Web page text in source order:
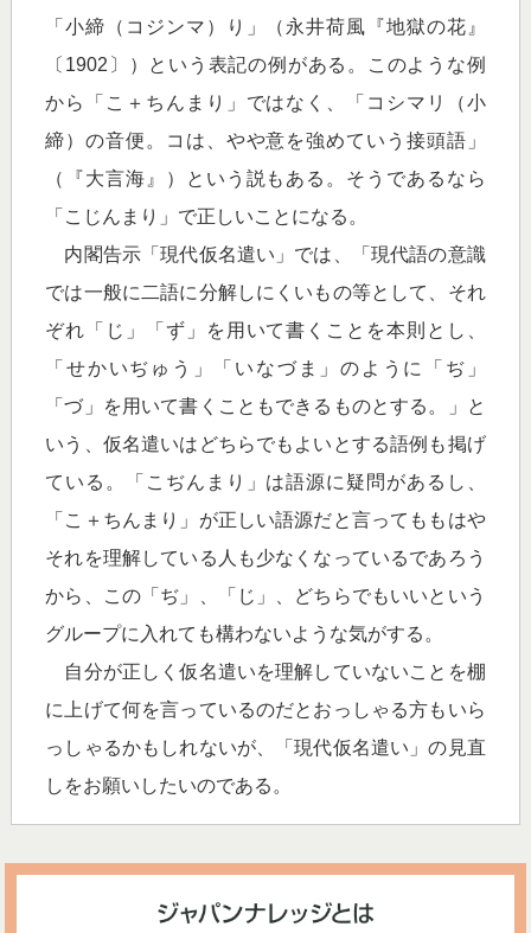
「小締（コジンマ）り」（永井荷風『地獄の花』
〔1902〕）という表記の例がある。このような例
から「こ＋ちんまり」ではなく、「コシマリ（小
締）の音便。コは、やや意を強めていう接頭語」
（『大言海』）という説もある。そうであるなら
「こじんまり」で正しいことになる。
内閣告示「現代仮名遣い」では、「現代語の意識
では一般に二語に分解しにくいもの等として、それ
ぞれ「じ」「ず」を用いて書くことを本則とし、
「せかいぢゅう」「いなづま」のように「ぢ」
「づ」を用いて書くこともできるものとする。」と
いう、仮名遣いはどちらでもよいとする語例も掲げ
ている。「こぢんまり」は語源に疑問があるし、
「こ＋ちんまり」が正しい語源だと言ってももはや
それを理解している人も少なくなっているであろう
から、この「ぢ」、「じ」、どちらでもいいという
グループに入れても構わないような気がする。
自分が正しく仮名遣いを理解していないことを棚
に上げて何を言っているのだとおっしゃる方もいら
っしゃるかもしれないが、「現代仮名遣い」の見直
しをお願いしたいのである。